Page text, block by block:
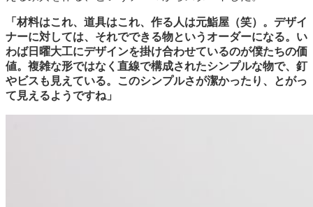
「材料はこれ、道具はこれ、作る人は元鮨屋（笑）。デザイ
ナーに対しては、それでできる物というオーダーになる。い
わば日曜大工にデザインを掛け合わせているのが僕たちの価
値。複雑な形ではなく直線で構成されたシンプルな物で、釘
やビスも見えている。このシンプルさが潔かったり、とがっ
て見えるようですね」